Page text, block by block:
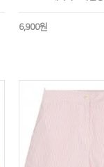
6,900원